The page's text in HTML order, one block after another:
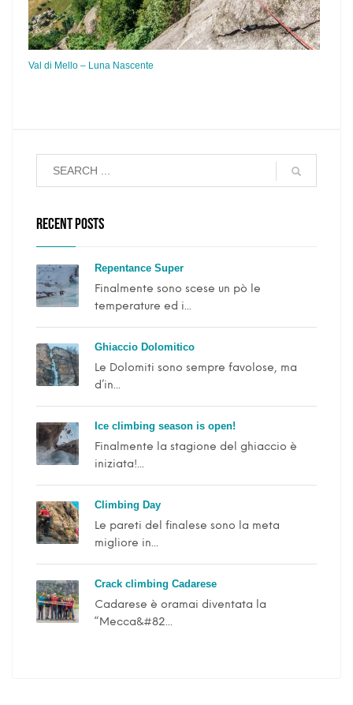
Val di Mello – Luna Nascente
RECENT POSTS
Repentance Super
Finalmente sono scese un pò le
temperature ed i...
Ghiaccio Dolomitico
Le Dolomiti sono sempre favolose, ma
d’in...
Ice climbing season is open!
Finalmente la stagione del ghiaccio è
iniziata!...
Climbing Day
Le pareti del finalese sono la meta
migliore in...
Crack climbing Cadarese
Cadarese è oramai diventata la
“Mecca&#82...